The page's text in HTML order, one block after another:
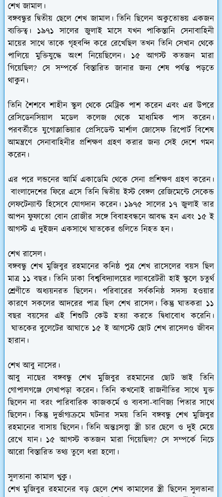
শেখ জামাল।
বঙ্গবন্ধুর দ্বিতীয় ছেলে শেখ জামাল। তিনি ছিলেন অকুতোভয় একজন
ব্যক্তিত্ব। ১৯৭১ সালের জুলাই মাসে যখন পাকিস্তানি সেনাবাহিনী
মায়ের সাথে তাকে গৃহবন্দি করে রেখেছিল তখন তিনি সেখান থেকে
পালিয়ে মুক্তিযুদ্ধে অংশ নিয়েছিলেন। ১৫ আগস্ট কতজন মারা
গিয়েছিল? সে সম্পর্কে বিস্তারিত জানার জন্য শেষ পর্যন্ত পড়তে
থাকুন।
তিনি শৈশবে শাহীন স্কুল থেকে মেট্রিক পাশ করেন এবং এর উপরে
রেসিডেনসিয়াল মডেল কলেজ থেকে মাধ্যমিক পাস করেন।
পরবর্তীতে যুগোস্লাভিয়ার প্রেসিডেন্ট মার্শাল জোসেফ রিপোর্ট বিশেষ
আমন্ত্রণে সেনাবাহিনীর প্রশিক্ষণ গ্রহণ করার জন্য সেই দেশে গমন
করেন।
এর পরে লন্ডনের আর্মি একাডেমি থেকে সেনা প্রশিক্ষণ গ্রহণ করেন।
বাংলাদেশের ফিরে এসে তিনি দ্বিতীয় ইস্ট বেঙ্গল রেজিমেন্টে সেকেন্ড
লেফটেন্যান্ট হিসেবে যোগদান করেন। ১৯৭৫ সালের ১৭ জুলাই তার
আপন ফুফাতো বোন রোজীর সঙ্গে বিবাহবন্ধনে আবদ্ধ হন এবং ১৫ ই
আগস্ট এ দুইজন একসাথে ঘাতকের গুলিতে নিহত হন।
শেখ রাসেল।
বঙ্গবন্ধু শেখ মুজিবুর রহমানের কনিষ্ঠ পুত্র শেখ রাসেলের বয়স ছিল
মাত্র ১১ বছর। তিনি ঢাকা বিশ্ববিদ্যালয়ের ল্যাবরেটরী হাই স্কুলে চতুর্থ
শ্রেণীতে অধ্যয়নরত ছিলেন। পরিবারের সর্বকনিষ্ঠ সদস্য হওয়ার
কারণে সকলের আদরের পাত্র ছিল শেখ রাসেল। কিন্তু ঘাতকরা ১১
বছর বয়সের এই শিশুটি কেউ হত্যা করতে দ্বিধাবোধ করেনি।
ঘাতকের বুলেটের আঘাতে ১৫ ই আগস্টে ছোট শেখ রাসেলও জীবন
হারান।
শেখ আবু নাসের।
আবু নাছের বঙ্গবন্ধু শেখ মুজিবুর রহমানের ছোট ভাই তিনি
গোপালগঞ্জে লেখাপড়া করেন। তিনি কখনোই রাজনীতির সাথে যুক্ত
ছিলেন না বরং পারিবারিক কাজকর্মে ও ব্যবসা-বাণিজ্য পিতার সাথে
ছিলেন। কিন্তু দুর্ভাগ্যক্রমে ঘটনার সময় তিনি বঙ্গবন্ধু শেখ মুজিবুর
রহমানের বাসায় ছিলেন। তিনি অন্তঃসত্ত্বা স্ত্রী চার ছেলে ও দুই মেয়ে
রেখে যান।১৫ আগস্ট কতজন মারা গিয়েছিল? সে সম্পর্কে নিচে
আরো বিস্তারিত তথ্য তুলে ধরা হলো।
সুলতানা কামাল খুকু।
শেখ মুজিবুর রহমানের বড় ছেলে শেখ কামালের স্ত্রী ছিলেন সুলতানা